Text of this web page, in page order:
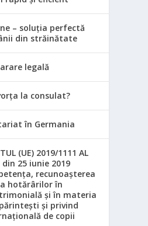
– soluția perfectă
din străinătate
legală
la consulat?
în Germania
(UE) 2019/1111 AL
din 25 iunie 2019
recunoașterea
hotărârilor în
și în materia
și privind
de copii